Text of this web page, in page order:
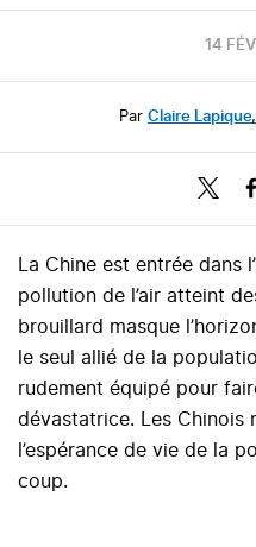
14
Par Claire Lapique,
La Chine est entrée dans
pollution de l’air atteint
brouillard masque
le seul allié de la
rudement équipé pour
dévastatrice. Les Chinois
l’espérance de vie de la
coup.